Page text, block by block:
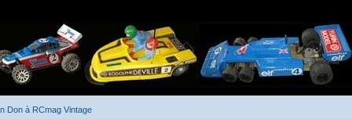
Don à RCmag Vintage